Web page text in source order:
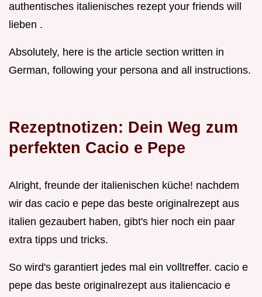
authentisches italienisches rezept your friends will
lieben .
Absolutely, here is the article section written in
German, following your persona and all instructions.
Rezeptnotizen: Dein Weg zum
perfekten Cacio e Pepe
Alright, freunde der italienischen küche! nachdem
wir das cacio e pepe das beste originalrezept aus
italien gezaubert haben, gibt's hier noch ein paar
extra tipps und tricks.
So wird's garantiert jedes mal ein volltreffer. cacio e
pepe das beste originalrezept aus italiencacio e